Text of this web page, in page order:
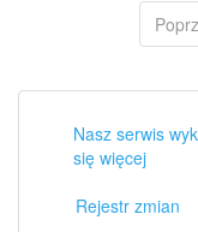
Nasz serwis
się więcej
Rejestr zmian